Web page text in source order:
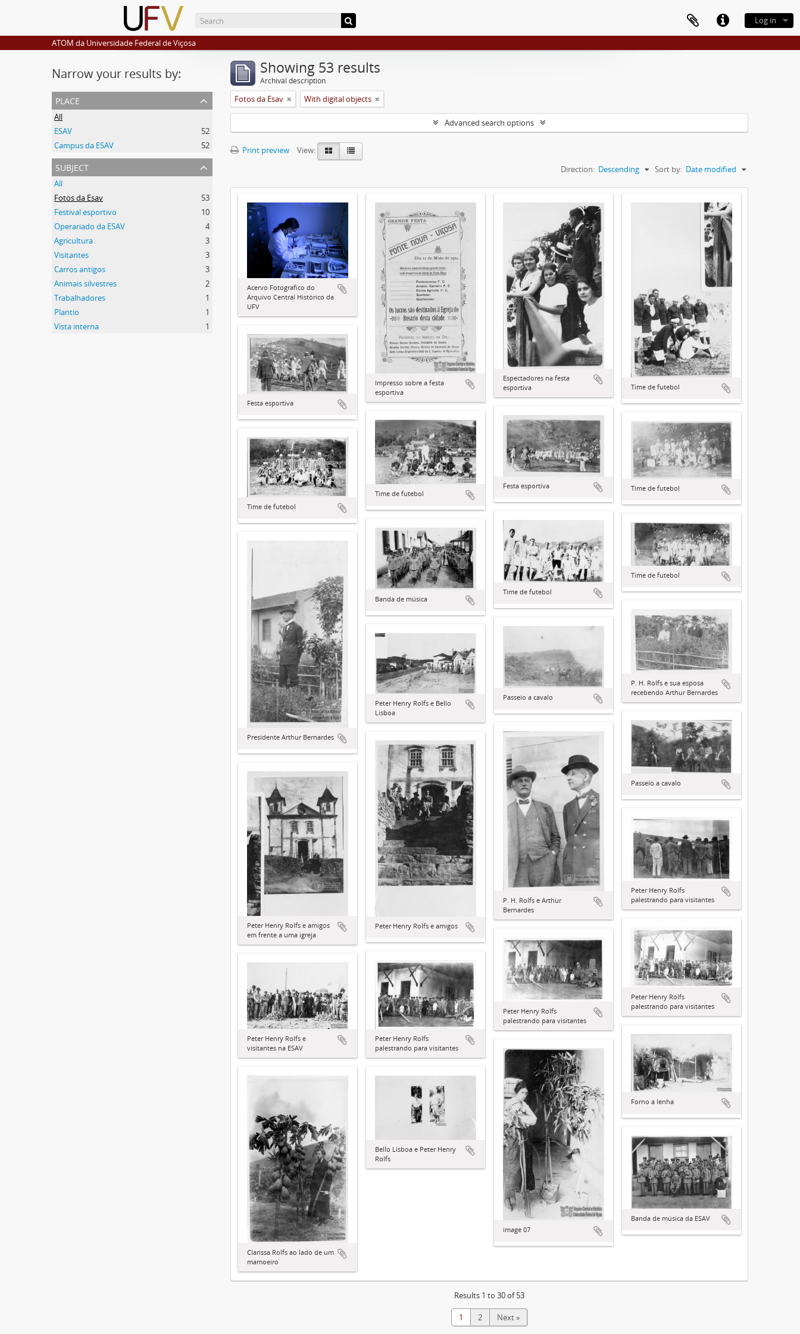
Log in
ATOM da Universidade Federal de Viçosa
Narrow your results by:
place
All
ESAV
52
Campus da ESAV
52
subject
All
Fotos da Esav
53
Festival esportivo
10
Operariado da ESAV
4
Agricultura
3
Visitantes
3
Carros antigos
3
Animais silvestres
2
Trabalhadores
1
Plantio
1
Vista interna
1
Showing 53 results
Archival description
Fotos da Esav With digital objects
Advanced search options
Print preview
View:
Sort by: Date modified
Direction: Descending
Acervo Fotográfico do
Arquivo Central Histórico da
UFV
Impresso sobre a festa
esportiva
Espectadores na festa
esportiva
Time de futebol
Festa esportiva
Festa esportiva
Time de futebol
Time de futebol
Time de futebol
Time de futebol
Time de futebol
Banda de música
Presidente Arthur Bernardes
P. H. Rolfs e sua esposa
recebendo Arthur Bernardes
Passeio a cavalo
Peter Henry Rolfs e Bello
Lisboa
Passeio a cavalo
P. H. Rolfs e Arthur
Bernardes
Peter Henry Rolfs e amigos
Peter Henry Rolfs e amigos
em frente a uma igreja
Peter Henry Rolfs
palestrando para visitantes
Peter Henry Rolfs
palestrando para visitantes
Peter Henry Rolfs
palestrando para visitantes
Peter Henry Rolfs
palestrando para visitantes
Peter Henry Rolfs e
visitantes na ESAV
Forno a lenha
image 07
Clarissa Rolfs ao lado de um
mamoeiro
Bello Lisboa e Peter Henry
Rolfs
Banda de música da ESAV
Results 1 to 30 of 53
1 2 Next »